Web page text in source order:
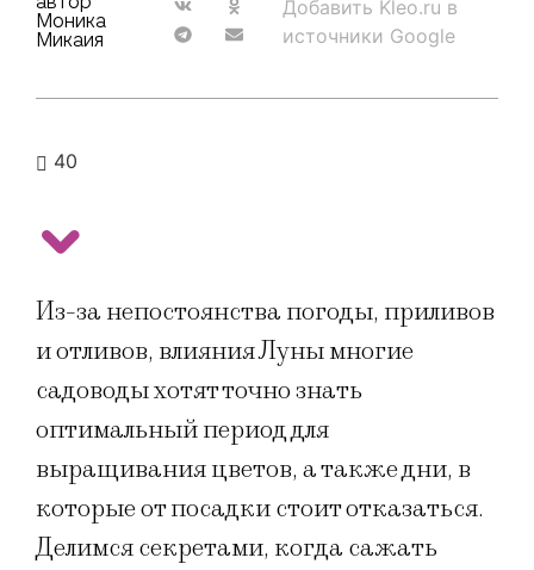
Моника
Микаия
Добавить Kleo.ru в
источники Google
40
Из-за непостоянства погоды, приливов
и отливов, влияния Луны многие
садоводы хотят точно знать
оптимальный период для
выращивания цветов, а также дни, в
которые от посадки стоит отказаться.
Делимся секретами, когда сажать